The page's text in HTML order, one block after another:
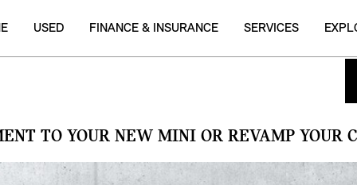
USED FINANCE & INSURANCE SERVICES
TO YOUR NEW MINI OR REVAMP YOUR